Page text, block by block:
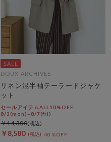
DOUX ARCHIVES
リネン混半袖テーラードジャケ
ット
セールアイテムALL10%OFF
8/3(mon)~8/7(fri)
￥8,580 40％OFF
￥14,300